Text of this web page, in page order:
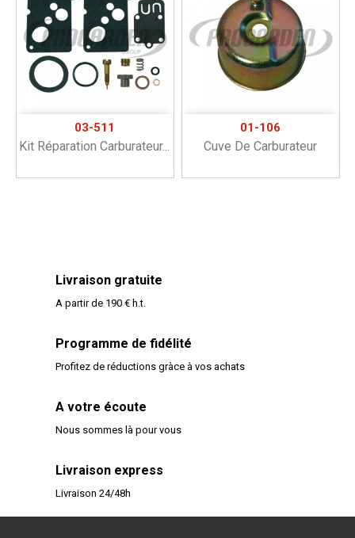
03-511
Kit Réparation Carburateur...
01-106
Cuve De Carburateur
Livraison gratuite
A partir de 190 € h.t.
Programme de fidélité
Profitez de réductions gràce à vos achats
A votre écoute
Nous sommes là pour vous
Livraison express
Livraison 24/48h